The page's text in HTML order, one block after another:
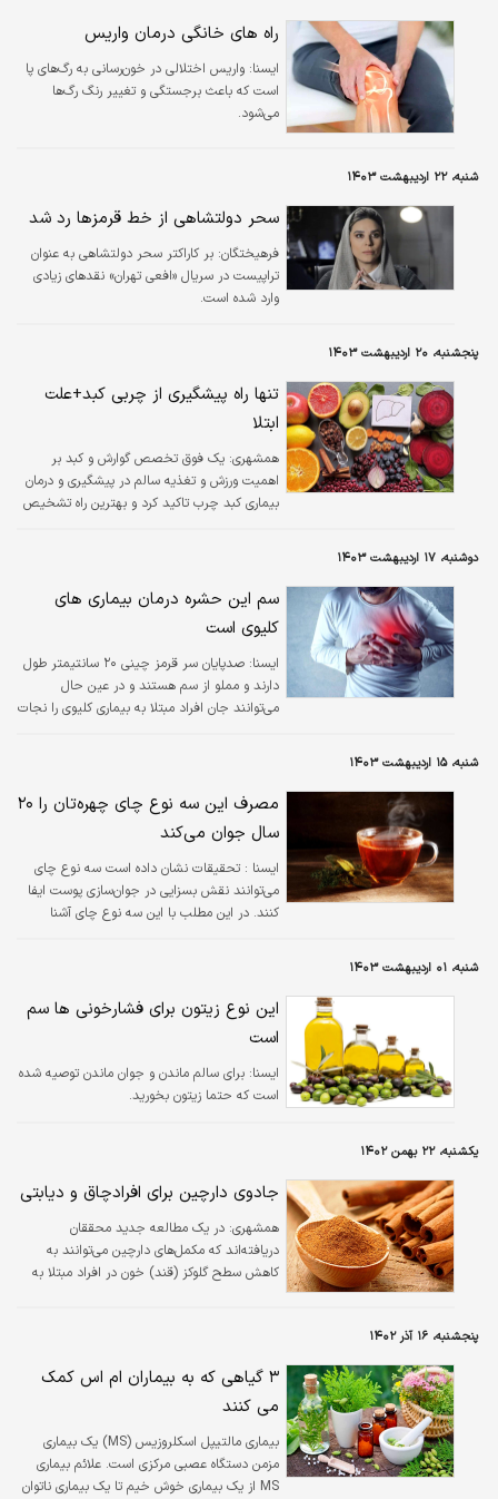
شده است.
راه های خانگی درمان واریس
ايسنا: واریس اختلالی در خون‌رسانی به رگ‌های پا
است که باعث برجستگی و تغییر رنگ رگ‌ها
می‌شود.
شنبه، ۲۲ اردیبهشت ۱۴۰۳
سحر دولتشاهی از خط قرمزها رد شد
فرهیختگان: بر کاراکتر سحر دولتشاهی به عنوان
تراپیست در سریال «افعی تهران» نقدهای زیادی
وارد شده است.
پنجشنبه، ۲۰ اردیبهشت ۱۴۰۳
تنها راه پیشگیری از چربی کبد+علت
ابتلا
همشهری: یک فوق تخصص گوارش و کبد بر
اهمیت ورزش و تغذیه سالم در پیشگیری و درمان
بیماری کبد چرب تاکید کرد و بهترین راه تشخیص
دوشنبه، ۱۷ اردیبهشت ۱۴۰۳
سم این حشره درمان بیماری های
کلیوی است
ایسنا:
صدپایان سر قرمز چینی ۲۰ سانتیمتر طول
دارند و مملو از سم هستند و در عین حال
می‌توانند جان افراد مبتلا به بیماری کلیوی را نجات
شنبه، ۱۵ اردیبهشت ۱۴۰۳
مصرف این سه نوع چای چهره‌تان را ۲۰
سال جوان می‌کند
ایسنا : تحقیقات نشان داده است سه نوع چای
می‌توانند نقش بسزایی در جوان‌سازی پوست ایفا
کنند. در این مطلب با این سه نوع چای آشنا
شنبه، ۰۱ اردیبهشت ۱۴۰۳
این نوع زیتون برای فشارخونی ها سم
است
ايسنا: برای سالم ماندن و جوان ماندن توصیه شده
است که حتما زیتون بخورید.
یکشنبه، ۲۲ بهمن ۱۴۰۲
جادوی دارچین برای افرادچاق و دیابتی
همشهری: در یک مطالعه جدید محققان
دریافته‌اند که مکمل‌های دارچین می‌توانند به
کاهش سطح گلوکز (قند) خون در افراد مبتلا به
پنجشنبه، ۱۶ آذر ۱۴۰۲
۳ گیاهی که به بیماران ام اس کمک
می کنند
بیماری مالتیپل اسکلروزیس (MS) یک بیماری
مزمن دستگاه عصبی مرکزی است. علائم بیماری
MS از یک بیماری خوش خیم تا یک بیماری ناتوان